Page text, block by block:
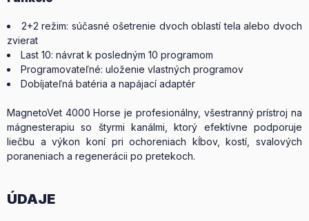
2+2 režim: súčasné ošetrenie dvoch oblastí tela alebo dvoch
zvierat
Last 10: návrat k posledným 10 programom
Programovateľné: uloženie vlastných programov
Dobíjateľná batéria a napájací adaptér
MagnetoVet 4000 Horse je profesionálny, všestranný prístroj na
mágnesterapiu so štyrmi kanálmi, ktorý efektívne podporuje
liečbu a výkon koní pri ochoreniach kĺbov, kostí, svalových
poraneniach a regenerácii po pretekoch.
ÚDAJE